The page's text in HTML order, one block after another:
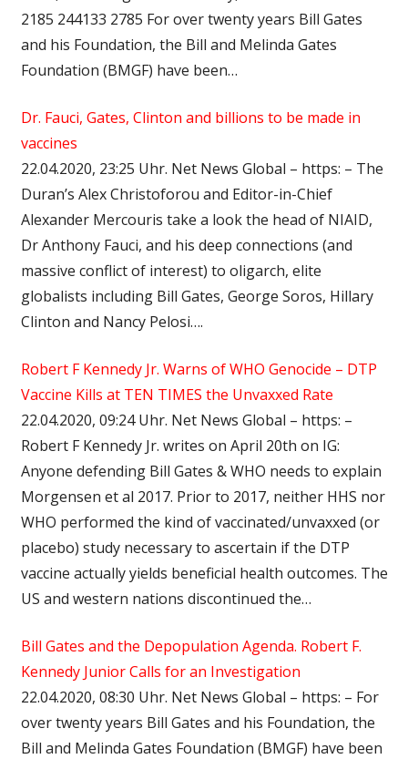
2185 244133 2785 For over twenty years Bill Gates
and his Foundation, the Bill and Melinda Gates
Foundation (BMGF) have been…
Dr. Fauci, Gates, Clinton and billions to be made in
vaccines
22.04.2020, 23:25 Uhr. Net News Global – https: – The
Duran’s Alex Christoforou and Editor-in-Chief
Alexander Mercouris take a look the head of NIAID,
Dr Anthony Fauci, and his deep connections (and
massive conflict of interest) to oligarch, elite
globalists including Bill Gates, George Soros, Hillary
Clinton and Nancy Pelosi….
Robert F Kennedy Jr. Warns of WHO Genocide – DTP
Vaccine Kills at TEN TIMES the Unvaxxed Rate
22.04.2020, 09:24 Uhr. Net News Global – https: –
Robert F Kennedy Jr. writes on April 20th on IG:
Anyone defending Bill Gates & WHO needs to explain
Morgensen et al 2017. Prior to 2017, neither HHS nor
WHO performed the kind of vaccinated/unvaxxed (or
placebo) study necessary to ascertain if the DTP
vaccine actually yields beneficial health outcomes. The
US and western nations discontinued the…
Bill Gates and the Depopulation Agenda. Robert F.
Kennedy Junior Calls for an Investigation
22.04.2020, 08:30 Uhr. Net News Global – https: – For
over twenty years Bill Gates and his Foundation, the
Bill and Melinda Gates Foundation (BMGF) have been